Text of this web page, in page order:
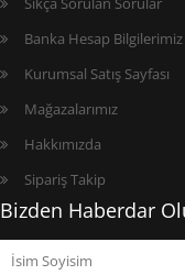
Banka Hesap Bilgilerimiz
Kurumsal Satış Sayfası
Mağazalarımız
Hakkımızda
Sipariş Takip
Bizden Haberdar